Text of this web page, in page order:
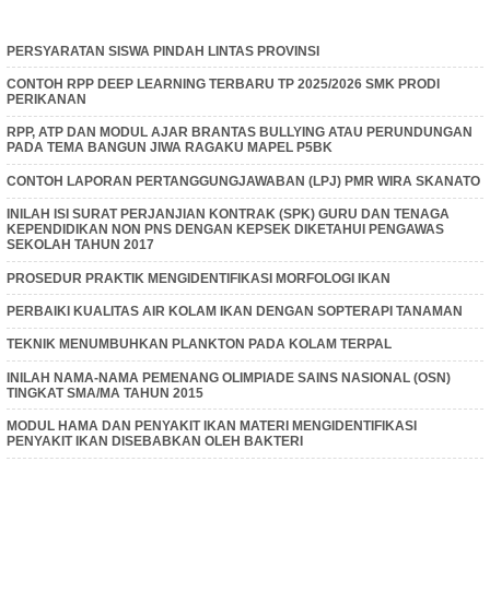
PERSYARATAN SISWA PINDAH LINTAS PROVINSI
CONTOH RPP DEEP LEARNING TERBARU TP 2025/2026 SMK PRODI
PERIKANAN
RPP, ATP DAN MODUL AJAR BRANTAS BULLYING ATAU PERUNDUNGAN
PADA TEMA BANGUN JIWA RAGAKU MAPEL P5BK
CONTOH LAPORAN PERTANGGUNGJAWABAN (LPJ) PMR WIRA SKANATO
INILAH ISI SURAT PERJANJIAN KONTRAK (SPK) GURU DAN TENAGA
KEPENDIDIKAN NON PNS DENGAN KEPSEK DIKETAHUI PENGAWAS
SEKOLAH TAHUN 2017
PROSEDUR PRAKTIK MENGIDENTIFIKASI MORFOLOGI IKAN
PERBAIKI KUALITAS AIR KOLAM IKAN DENGAN SOPTERAPI TANAMAN
TEKNIK MENUMBUHKAN PLANKTON PADA KOLAM TERPAL
INILAH NAMA-NAMA PEMENANG OLIMPIADE SAINS NASIONAL (OSN)
TINGKAT SMA/MA TAHUN 2015
MODUL HAMA DAN PENYAKIT IKAN MATERI MENGIDENTIFIKASI
PENYAKIT IKAN DISEBABKAN OLEH BAKTERI